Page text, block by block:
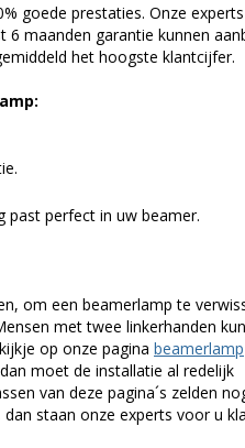
goede prestaties. Onze
maanden garantie kunnen
het hoogste klantcijfer.
past perfect in uw beamer.
om een beamerlamp te
met twee linkerhanden
op onze pagina beamerlamp
moet de installatie al redelijk
van deze pagina´s zelden
staan onze experts voor u